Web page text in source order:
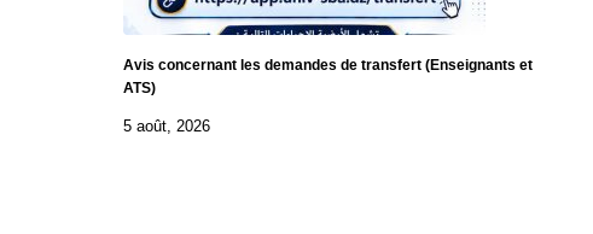
Avis concernant les demandes de transfert (Enseignants et
ATS)
5 août, 2026